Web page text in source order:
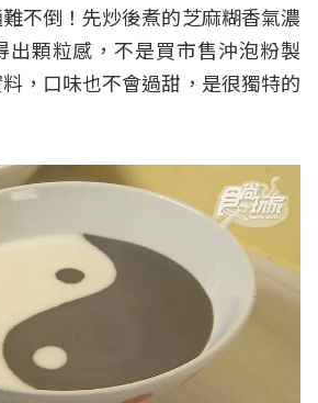
不倒！先炒後煮的芝麻糊香氣濃
出顆粒感，不是買市售沖泡粉製
，口味也不會過甜，是很獨特的